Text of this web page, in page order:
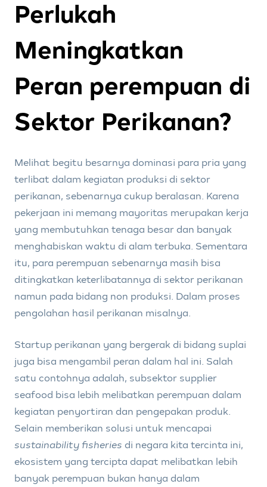
Perlukah
Meningkatkan
Peran perempuan di
Sektor Perikanan?
Melihat begitu besarnya dominasi para pria yang
terlibat dalam kegiatan produksi di sektor
perikanan, sebenarnya cukup beralasan. Karena
pekerjaan ini memang mayoritas merupakan kerja
yang membutuhkan tenaga besar dan banyak
menghabiskan waktu di alam terbuka. Sementara
itu, para perempuan sebenarnya masih bisa
ditingkatkan keterlibatannya di sektor perikanan
namun pada bidang non produksi. Dalam proses
pengolahan hasil perikanan misalnya.
Startup perikanan yang bergerak di bidang suplai
juga bisa mengambil peran dalam hal ini. Salah
satu contohnya adalah, subsektor supplier
seafood bisa lebih melibatkan perempuan dalam
kegiatan penyortiran dan pengepakan produk.
Selain memberikan solusi untuk mencapai
sustainability fisheries di negara kita tercinta ini,
ekosistem yang tercipta dapat melibatkan lebih
banyak perempuan bukan hanya dalam